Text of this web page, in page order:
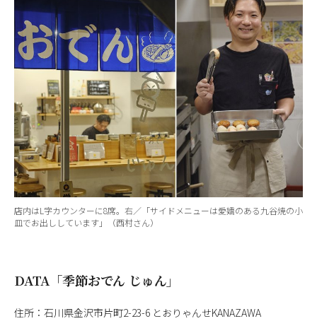
店内はL字カウンターに8席。右／「サイドメニューは愛嬌のある九谷焼の小
皿でお出ししています」（西村さん）
DATA「季節おでん じゅん」
住所：石川県金沢市片町2-23-6 とおりゃんせKANAZAWA